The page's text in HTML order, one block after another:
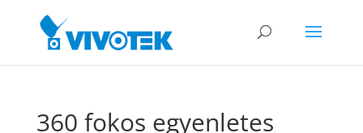
360 fokos egyenletes